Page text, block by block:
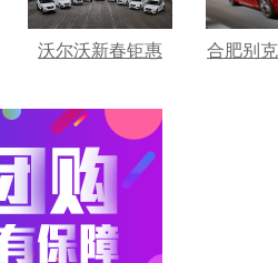
沃尔沃新春钜惠 合肥别